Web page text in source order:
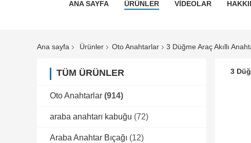
ANA SAYFA ÜRÜNLER VİDEOLAR
Ana sayfa Ürünler Oto Anahtarlar 3 Düğme Araç Akıllı
TÜM ÜRÜNLER
Oto Anahtarlar (914)
araba anahtarı kabuğu (72)
Araba Anahtar Bıçağı (12)
3